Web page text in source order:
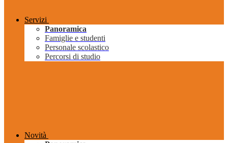
Servizi
Panoramica
Famiglie e studenti
Personale scolastico
Percorsi di studio
Novità